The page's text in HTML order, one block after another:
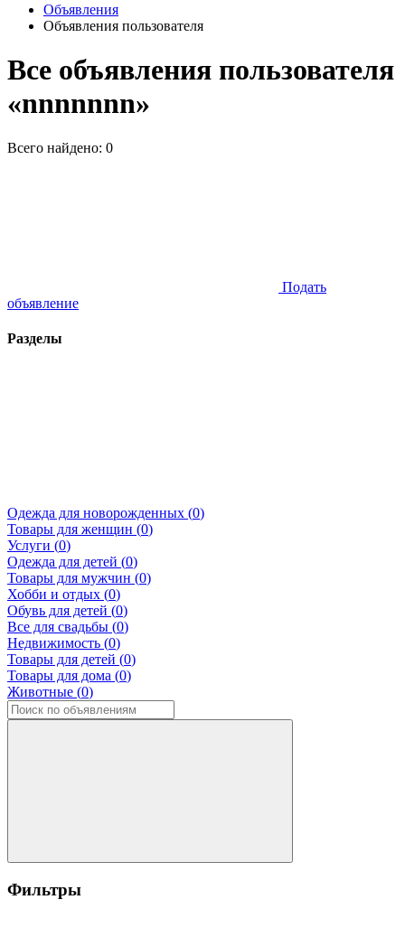
Объявления
Объявления пользователя
Все объявления пользователя
«nnnnnnn»
Всего найдено: 0
Подать
объявление
Разделы
Одежда для новорожденных (0)
Товары для женщин (0)
Услуги (0)
Одежда для детей (0)
Товары для мужчин (0)
Хобби и отдых (0)
Обувь для детей (0)
Все для свадьбы (0)
Недвижимость (0)
Товары для детей (0)
Товары для дома (0)
Животные (0)
Фильтры